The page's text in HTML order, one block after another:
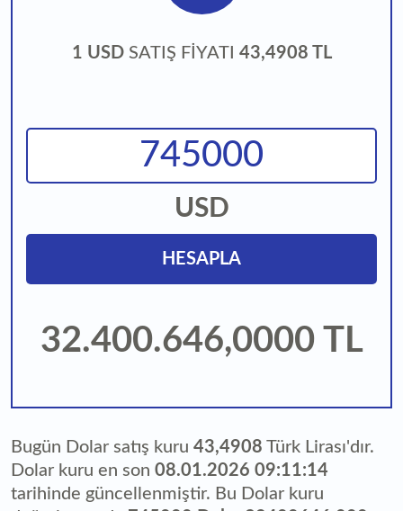
1 USD SATIŞ FİYATI 43,4908 TL
USD
HESAPLA
32.400.646,0000 TL
Bugün Dolar satış kuru 43,4908 Türk Lirası'dır.
Dolar kuru en son 08.01.2026 09:11:14
tarihinde güncellenmiştir. Bu Dolar kuru